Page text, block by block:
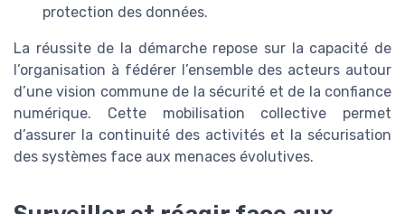
protection des données.
La réussite de la démarche repose sur la capacité de
l’organisation à fédérer l’ensemble des acteurs autour
d’une vision commune de la sécurité et de la confiance
numérique. Cette mobilisation collective permet
d’assurer la continuité des activités et la sécurisation
des systèmes face aux menaces évolutives.